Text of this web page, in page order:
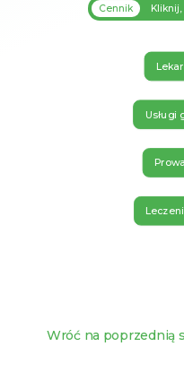
Cennik
Usługi
Wróć na poprzednią